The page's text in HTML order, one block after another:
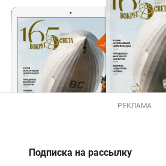
РЕКЛАМА
Подписка на рассылку